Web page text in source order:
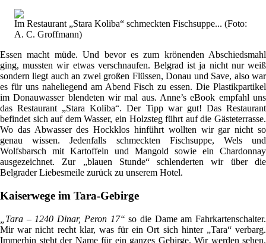
Im Restaurant „Stara Koliba“ schmeckten Fischsuppe... (Foto:
A. C. Groffmann)
Essen macht müde. Und bevor es zum krönenden Abschiedsmahl
ging, mussten wir etwas verschnaufen. Belgrad ist ja nicht nur weiß
sondern liegt auch an zwei großen Flüssen, Donau und Save, also war
es für uns naheliegend am Abend Fisch zu essen. Die Plastikpartikel
im Donauwasser blendeten wir mal aus. Anne’s eBook empfahl uns
das Restaurant „Stara Koliba“. Der Tipp war gut! Das Restaurant
befindet sich auf dem Wasser, ein Holzsteg führt auf die Gästeterrasse.
Wo das Abwasser des Hockklos hinführt wollten wir gar nicht so
genau wissen. Jedenfalls schmeckten Fischsuppe, Wels und
Wolfsbarsch mit Kartoffeln und Mangold sowie ein Chardonnay
ausgezeichnet. Zur „blauen Stunde“ schlenderten wir über die
Belgrader Liebesmeile zurück zu unserem Hotel.
Kaiserwege im Tara-Gebirge
„Tara – 1240 Dinar, Peron 17“ so die Dame am Fahrkartenschalter.
Mir war nicht recht klar, was für ein Ort sich hinter „Tara“ verbarg.
Immerhin steht der Name für ein ganzes Gebirge. Wir werden sehen.